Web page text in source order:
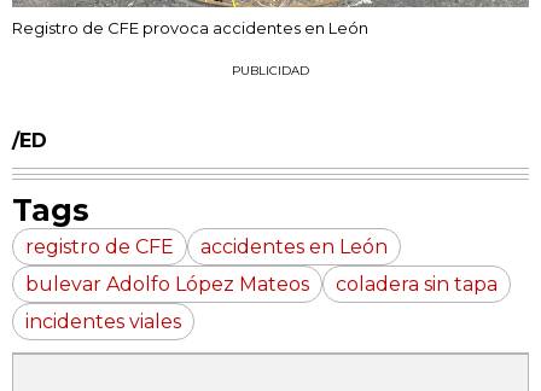
Registro de CFE provoca accidentes en León
PUBLICIDAD
/ED
Tags
registro de CFE
accidentes en León
bulevar Adolfo López Mateos
coladera sin tapa
incidentes viales